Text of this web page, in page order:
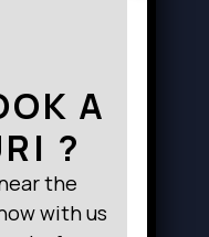
A
?
the
with us